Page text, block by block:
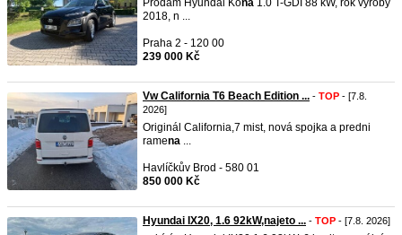
Prodám Hyundai Kona 1.0 T-GDI 88 kW, rok výroby
2018, n ...
Praha 2 - 120 00
239 000 Kč
Vw California T6 Beach Edition ... - TOP - [7.8.
2026]
Originál California,7 mist, nová spojka a predni
ramena ...
Havlíčkův Brod - 580 01
850 000 Kč
Hyundai IX20, 1.6 92kW,najeto ... - TOP - [7.8. 2026]